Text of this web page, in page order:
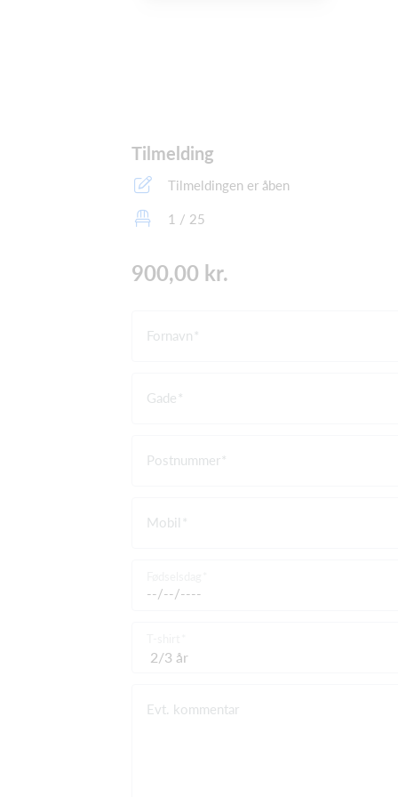
Tilmelding
Tilmeldingen er åben
1 / 25
900,00 kr.
Fornavn
Gade
Postnummer
Mobil
Evt. kommentar